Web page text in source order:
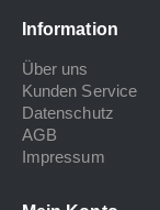
Information
Über uns
Kunden Service
Datenschutz
AGB
Impressum